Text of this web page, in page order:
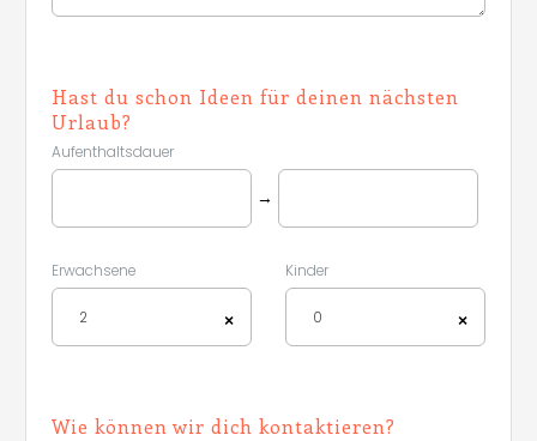
Hast du schon Ideen für deinen nächsten
Urlaub?
Aufenthaltsdauer
→
Erwachsene
×
2
Kinder
×
0
Wie können wir dich kontaktieren?